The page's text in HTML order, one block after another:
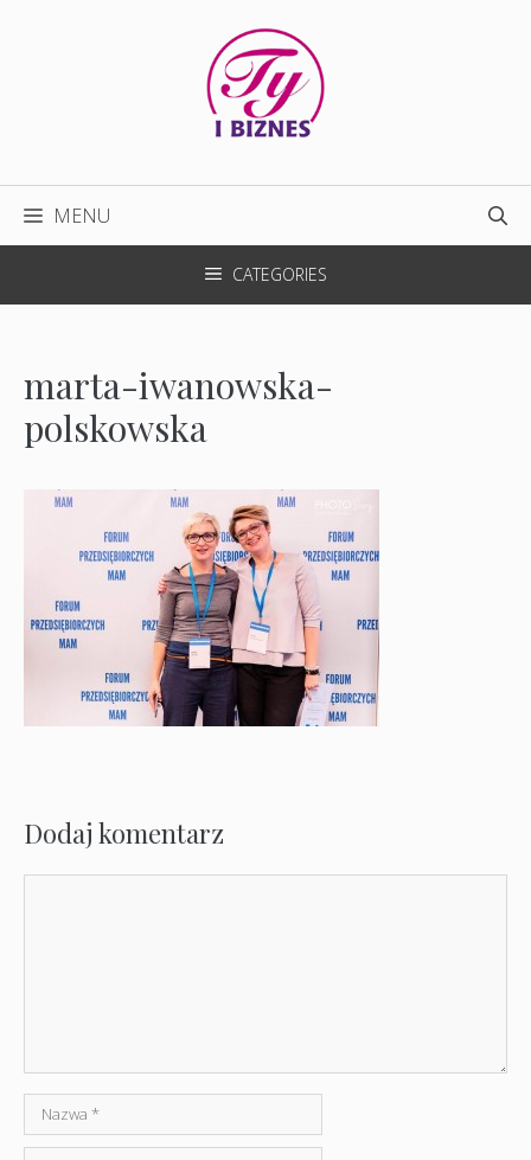
MENU
CATEGORIES
marta-iwanowska-
polskowska
Dodaj komentarz
Nazwa